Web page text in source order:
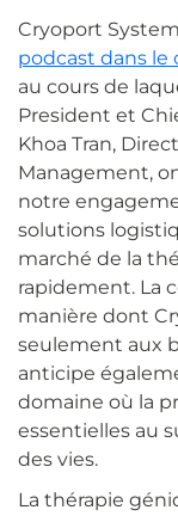
Cryoport
podcast dans le
au cours de
President et
Khoa Tran,
Management,
notre
solutions
marché de la
rapidement. La
manière dont
seulement aux
anticipe
domaine où la
essentielles au
des vies.
La thérapie